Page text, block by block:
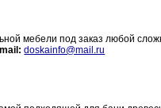
мебели под заказ любой
doskainfo@mail.ru